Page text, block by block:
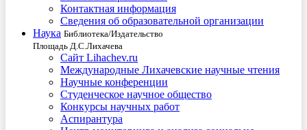
Контактная информация
Сведения об образовательной организации
Наука Библиотека/Издательство
Площадь Д.С.Лихачева
Сайт Lihachev.ru
Международные Лихачевские научные чтения
Научные конференции
Студенческое научное общество
Конкурсы научных работ
Аспирантура